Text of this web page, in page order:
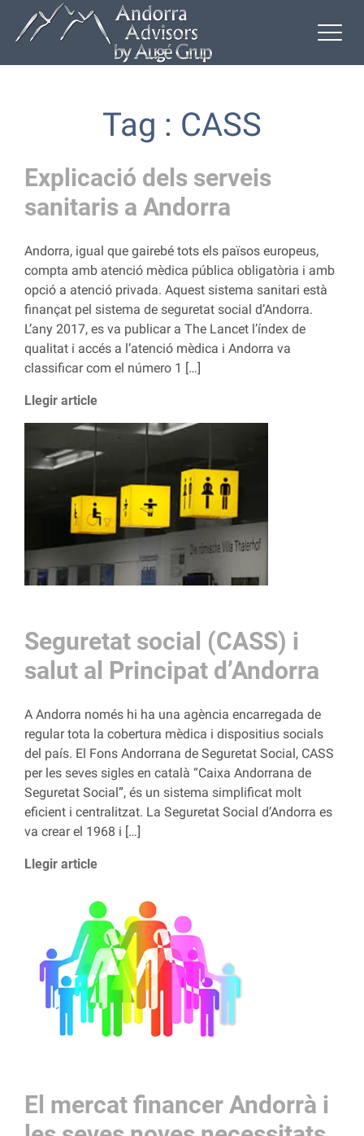
Tag : CASS
Explicació dels serveis
sanitaris a Andorra
Andorra, igual que gairebé tots els països europeus,
compta amb atenció mèdica pública obligatòria i amb
opció a atenció privada. Aquest sistema sanitari està
finançat pel sistema de seguretat social d’Andorra.
L’any 2017, es va publicar a The Lancet l’índex de
qualitat i accés a l’atenció mèdica i Andorra va
classificar com el número 1 […]
Llegir article
Seguretat social (CASS) i
salut al Principat d’Andorra
A Andorra només hi ha una agència encarregada de
regular tota la cobertura mèdica i dispositius socials
del país. El Fons Andorrana de Seguretat Social, CASS
per les seves sigles en català “Caixa Andorrana de
Seguretat Social”, és un sistema simplificat molt
eficient i centralitzat. La Seguretat Social d’Andorra es
va crear el 1968 i […]
Llegir article
El mercat financer Andorrà i